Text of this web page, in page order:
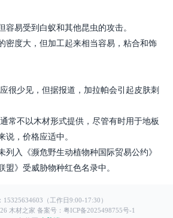
容易受到白蚁和其他昆虫的攻击。
密度大，但加工起来相当容易，粘合和饰
很少见，但据报道，加拉帕会引起皮肤刺
常不以木材形式提供，尽管有时用于地板
说，价格应适中。
列入《濒危野生动植物种国际贸易公约》
盟》受威胁物种红色名录中。
15325634603（工作日9:00-17:30）
木材之家 备案号：粤ICP备2025498755号-1